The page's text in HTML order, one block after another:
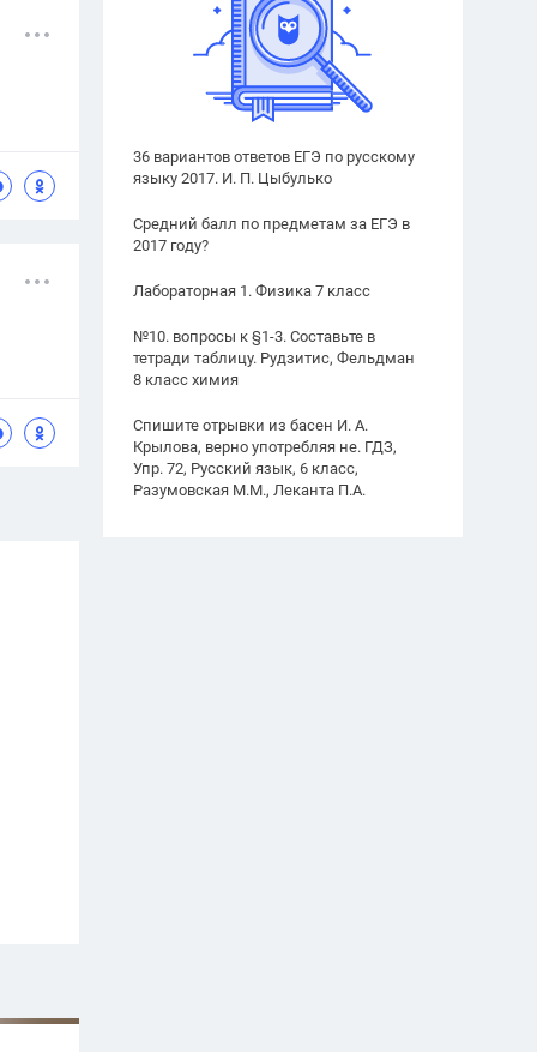
36 вариантов ответов ЕГЭ по русскому
языку 2017. И. П. Цыбулько
Средний балл по предметам за ЕГЭ в
2017 году?
Лабораторная 1. Физика 7 класс
№10. вопросы к §1-3. Составьте в
тетради таблицу. Рудзитис, Фельдман
8 класс химия
Спишите отрывки из басен И. А.
Крылова, верно употребляя не. ГДЗ,
Упр. 72, Русский язык, 6 класс,
Разумовская М.М., Леканта П.А.